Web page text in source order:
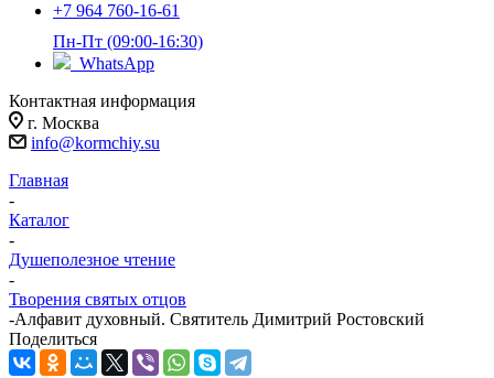
+7 964 760-16-61
Пн-Пт (09:00-16:30)
WhatsApp
Контактная информация
г. Москва
info@kormchiy.su
Главная
-
Каталог
-
Душеполезное чтение
-
Творения святых отцов
-Алфавит духовный. Святитель Димитрий Ростовский
Поделиться